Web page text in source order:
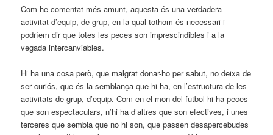
Com he comentat més amunt, aquesta és una verdadera
activitat d’equip, de grup, en la qual tothom és necessari i
podríem dir que totes les peces son imprescindibles i a la
vegada intercanviables.
Hi ha una cosa però, que malgrat donar-ho per sabut, no deixa de
ser curiós, que és la semblança que hi ha, en l’estructura de les
activitats de grup, d’equip. Com en el mon del futbol hi ha peces
que son espectaculars, n’hi ha d’altres que son efectives, i unes
terceres que sembla que no hi son, que passen desapercebudes